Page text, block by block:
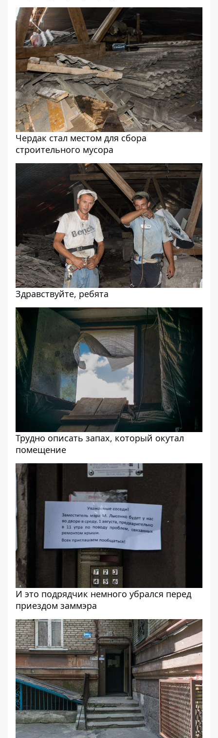
Чердак стал местом для сбора
строительного мусора
Здравствуйте, ребята
Трудно описать запах, который окутал
помещение
И это подрядчик немного убрался перед
приездом заммэра